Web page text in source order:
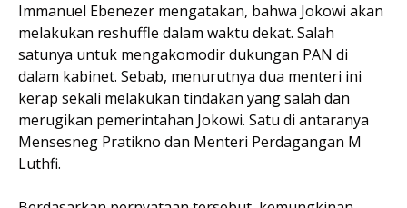
Immanuel Ebenezer mengatakan, bahwa Jokowi akan
melakukan reshuffle dalam waktu dekat. Salah
satunya untuk mengakomodir dukungan PAN di
dalam kabinet. Sebab, menurutnya dua menteri ini
kerap sekali melakukan tindakan yang salah dan
merugikan pemerintahan Jokowi. Satu di antaranya
Mensesneg Pratikno dan Menteri Perdagangan M
Luthfi.